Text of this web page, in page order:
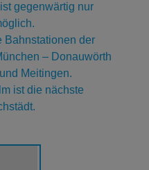
gegenwärtig nur
Bahnstationen der
– Donauwörth
Meitingen.
ist die nächste